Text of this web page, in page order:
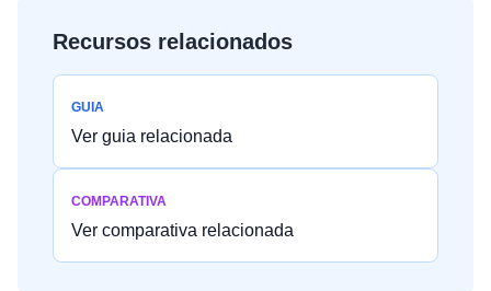
Recursos relacionados
GUIA
Ver guia relacionada
COMPARATIVA
Ver comparativa relacionada